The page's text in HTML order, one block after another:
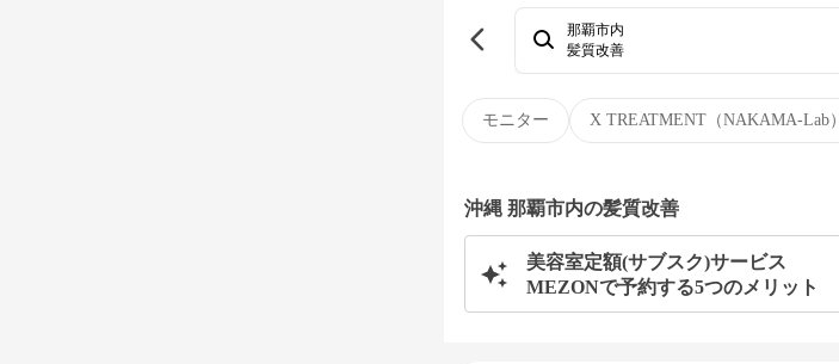
モニター X TREATMENT（NAKAMA-Lab）
那覇市内
髪質改善
沖縄 那覇市内の髪質改善
美容室定額(サブスク)サービス
MEZONで予約する5つのメリット